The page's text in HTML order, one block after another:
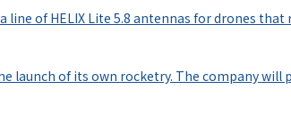
line of HELIX Lite 5.8 antennas for drones
launch of its own rocketry. The company will